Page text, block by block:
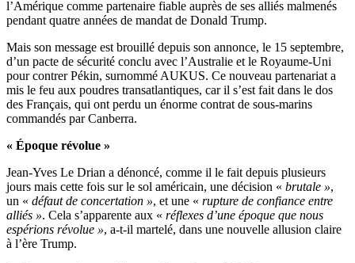
l’Amérique comme partenaire fiable auprès de ses alliés malmenés
pendant quatre années de mandat de Donald Trump.
Mais son message est brouillé depuis son annonce, le 15 septembre,
d’un pacte de sécurité conclu avec l’Australie et le Royaume-Uni
pour contrer Pékin, surnommé AUKUS. Ce nouveau partenariat a
mis le feu aux poudres transatlantiques, car il s’est fait dans le dos
des Français, qui ont perdu un énorme contrat de sous-marins
commandés par Canberra.
« Époque révolue »
Jean-Yves Le Drian a dénoncé, comme il le fait depuis plusieurs
jours mais cette fois sur le sol américain, une décision « brutale »,
un « défaut de concertation », et une « rupture de confiance entre
alliés ». Cela s’apparente aux « réflexes d’une époque que nous
espérions révolue », a-t-il martelé, dans une nouvelle allusion claire
à l’ère Trump.